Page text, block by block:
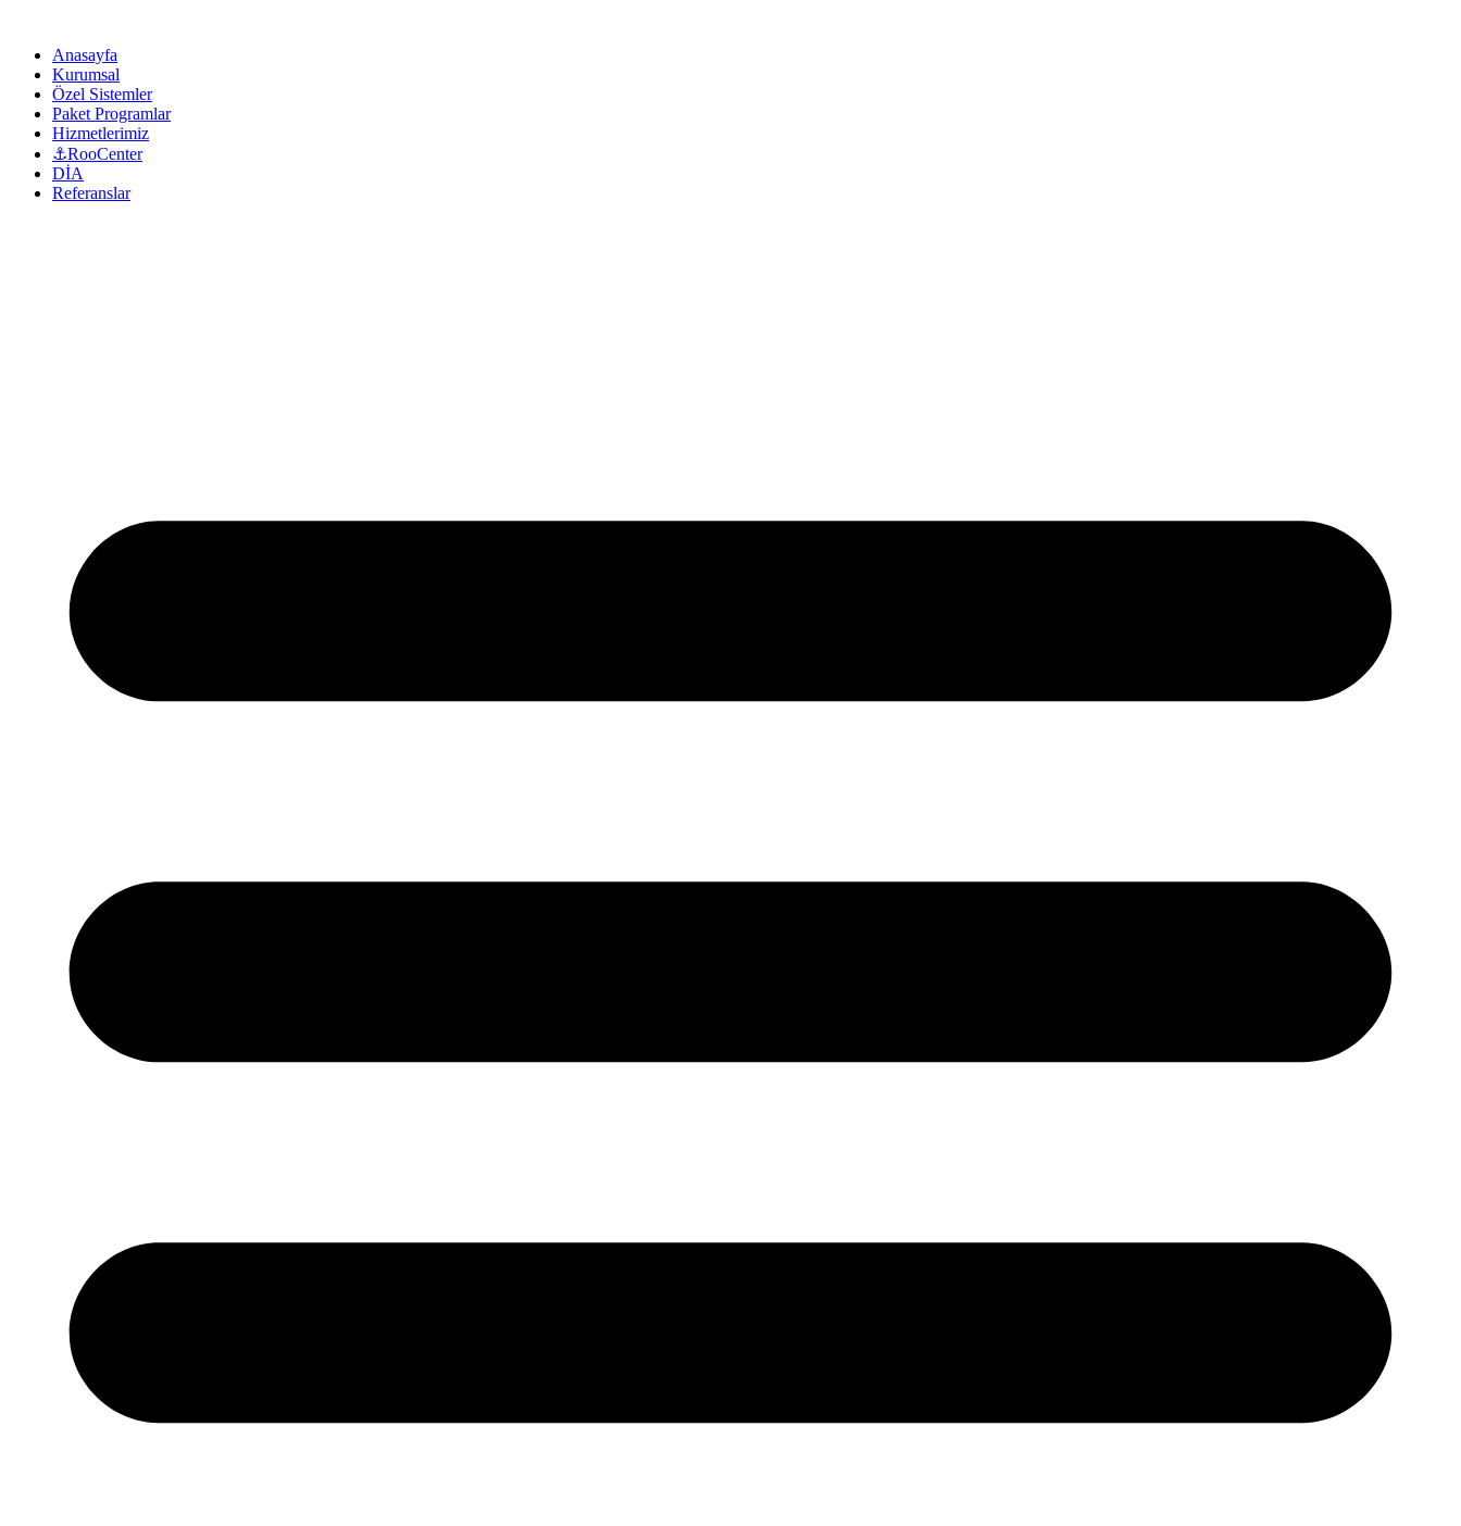
Anasayfa
Kurumsal
Özel Sistemler
Paket Programlar
Hizmetlerimiz
⚓RooCenter
DİA
Referanslar